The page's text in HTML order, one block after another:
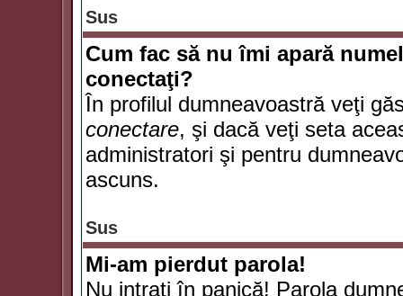
Sus
Cum fac să nu îmi apară
conectaţi?
În profilul dumneavoastră veţi
conectare, şi dacă veţi seta
administratori şi pentru
ascuns.
Sus
Mi-am pierdut parola!
Nu intraţi în panică! Parola